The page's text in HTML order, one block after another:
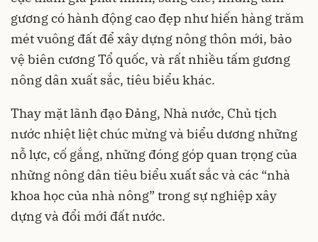
gương có hành động cao đẹp như hiến hàng trăm
mét vuông đất để xây dựng nông thôn mới, bảo
vệ biên cương Tổ quốc, và rất nhiều tấm gương
nông dân xuất sắc, tiêu biểu khác.
Thay mặt lãnh đạo Đảng, Nhà nước, Chủ tịch
nước nhiệt liệt chúc mừng và biểu dương những
nỗ lực, cố gắng, những đóng góp quan trọng của
những nông dân tiêu biểu xuất sắc và các “nhà
khoa học của nhà nông” trong sự nghiệp xây
dựng và đổi mới đất nước.